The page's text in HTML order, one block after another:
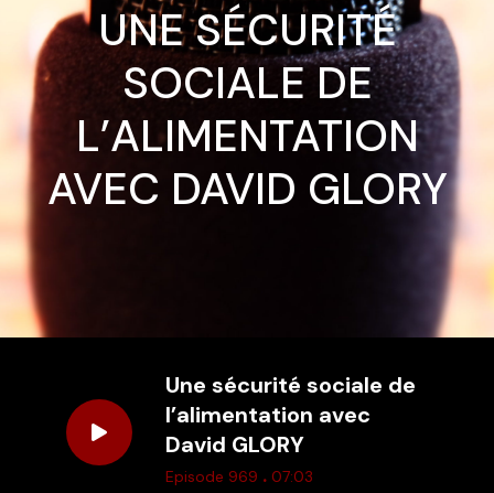
UNE SÉCURITÉ
SOCIALE DE
L’ALIMENTATION
AVEC DAVID GLORY
Une sécurité sociale de
l’alimentation avec
David GLORY
Episode 969 . 07:03